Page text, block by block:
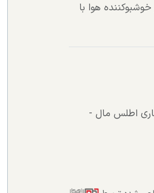
هوا با
اطلس مال -